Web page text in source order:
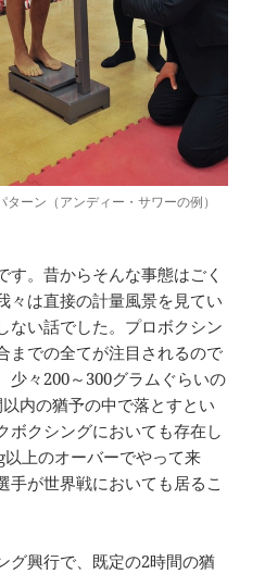
ーン（アンディー・サワーの例）
す。昔からそんな事態はごく
々は直接の計量風景を見てい
ない話でした。プロボクシン
までの全てが注目されるので
少々200～300グラムぐらいの
内の猶予の中で落とすとい
ボクシングにおいても存在し
上のオーバーでやって来
手が世界戦においても居るこ
グ興行で、既定の2時間の猶